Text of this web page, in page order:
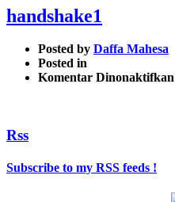
handshake1
Posted by Daffa Mahesa
Posted in
Komentar Dinonaktifkan
Rss
Subscribe to my RSS feeds !